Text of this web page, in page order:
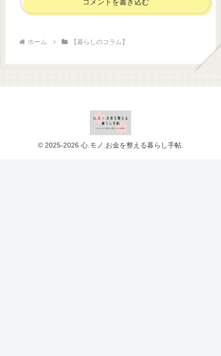
コメントを書き込む
ホーム 【暮らしのコラム】
© 2025-2026 心.モノ.お金を整える暮らし手帖.